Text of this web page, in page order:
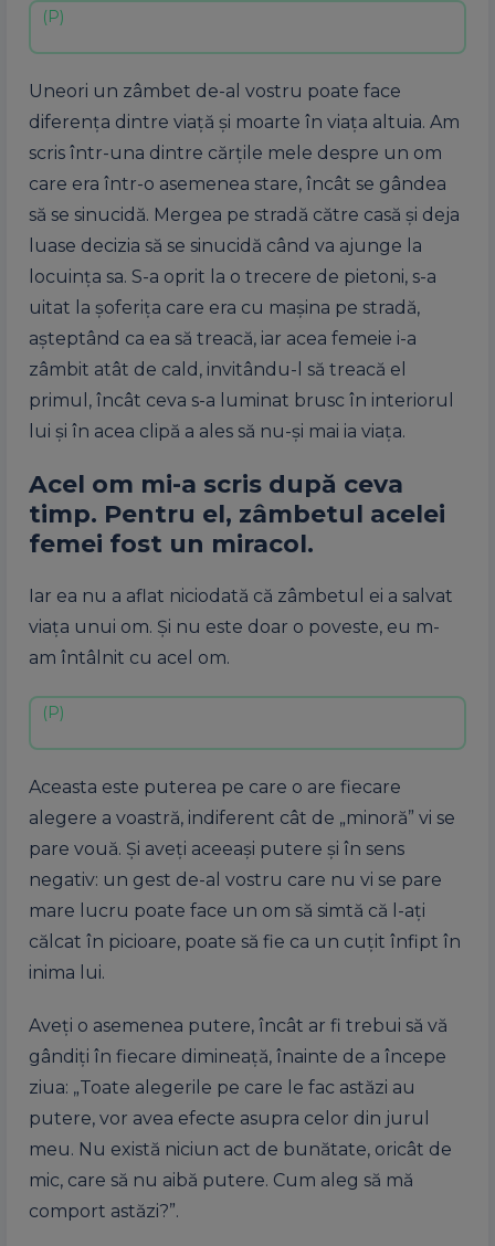
Uneori un zâmbet de-al vostru poate face
diferența dintre viață și moarte în viața altuia. Am
scris într-una dintre cărțile mele despre un om
care era într-o asemenea stare, încât se gândea
să se sinucidă. Mergea pe stradă către casă și deja
luase decizia să se sinucidă când va ajunge la
locuința sa. S-a oprit la o trecere de pietoni, s-a
uitat la șoferița care era cu mașina pe stradă,
așteptând ca ea să treacă, iar acea femeie i-a
zâmbit atât de cald, invitându-l să treacă el
primul, încât ceva s-a luminat brusc în interiorul
lui și în acea clipă a ales să nu-și mai ia viața.
Acel om mi-a scris după ceva
timp. Pentru el, zâmbetul acelei
femei fost un miracol.
Iar ea nu a aflat niciodată că zâmbetul ei a salvat
viața unui om. Și nu este doar o poveste, eu m-
am întâlnit cu acel om.
Aceasta este puterea pe care o are fiecare
alegere a voastră, indiferent cât de „minoră” vi se
pare vouă. Și aveți aceeași putere și în sens
negativ: un gest de-al vostru care nu vi se pare
mare lucru poate face un om să simtă că l-ați
călcat în picioare, poate să fie ca un cuțit înfipt în
inima lui.
Aveți o asemenea putere, încât ar fi trebui să vă
gândiți în fiecare dimineață, înainte de a începe
ziua: „Toate alegerile pe care le fac astăzi au
putere, vor avea efecte asupra celor din jurul
meu. Nu există niciun act de bunătate, oricât de
mic, care să nu aibă putere. Cum aleg să mă
comport astăzi?”.